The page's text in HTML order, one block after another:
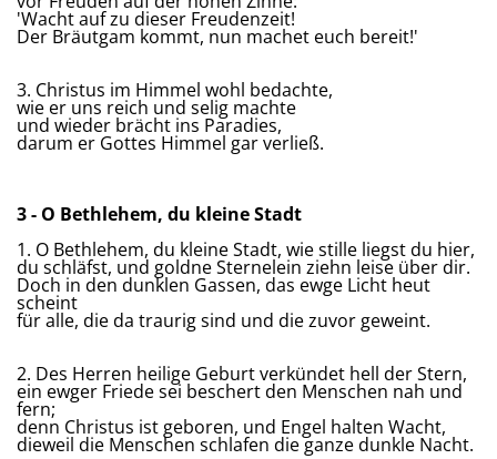
'Wacht auf zu dieser Freudenzeit!
Der Bräutgam kommt, nun machet euch bereit!'
3. Christus im Himmel wohl bedachte,
wie er uns reich und selig machte
und wieder brächt ins Paradies,
darum er Gottes Himmel gar verließ.
3 - O Bethlehem, du kleine Stadt
1. O Bethlehem, du kleine Stadt, wie stille liegst du hier,
du schläfst, und goldne Sternelein ziehn leise über dir.
Doch in den dunklen Gassen, das ewge Licht heut
scheint
für alle, die da traurig sind und die zuvor geweint.
2. Des Herren heilige Geburt verkündet hell der Stern,
ein ewger Friede sei beschert den Menschen nah und
fern;
denn Christus ist geboren, und Engel halten Wacht,
dieweil die Menschen schlafen die ganze dunkle Nacht.